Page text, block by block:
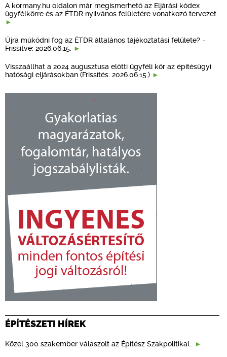
A kormany.hu oldalon már megismerhető az Eljárási kódex
ügyfélkörre és az ÉTDR nyilvános felületére vonatkozó tervezet
Újra működni fog az ÉTDR általános tájékoztatási felülete? -
Frissítve: 2026.06.15.
Visszaállhat a 2024 augusztusa előtti ügyféli kör az építésügyi
hatósági eljárásokban (Frissítés: 2026.06.15.)
ÉPÍTÉSZETI HÍREK
Közel 300 szakember válaszolt az Építész Szakpolitikai…